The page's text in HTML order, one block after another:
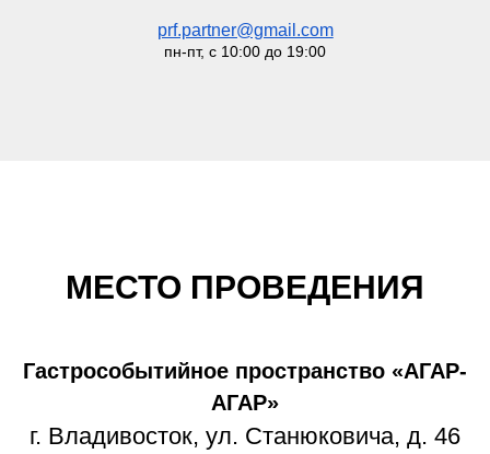
prf.partner@gmail.com
пн-пт, с 10:00 до 19:00
МЕСТО ПРОВЕДЕНИЯ
Гастрособытийное пространство «АГАР-
АГАР»
г. Владивосток, ул. Станюковича, д. 46